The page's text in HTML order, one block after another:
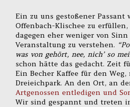
Ein zu uns gestoßener
Offenbach-Klischee zu
dagegen eher weniger von
Veranstaltung zu verstehen.
was von gehört, nee, nich’ so
schon hätte das gedacht. Zeit
Ein Becher Kaffee für den Weg,
Dreieichpark. An den Ort, an
Artgenossen entledigen und
Wir sind gespannt und treten